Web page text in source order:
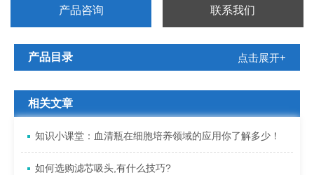
产品咨询 联系我们
产品目录 点击展开+
相关文章
知识小课堂：血清瓶在细胞培养领域的应用你了解多少！
如何选购滤芯吸头,有什么技巧?